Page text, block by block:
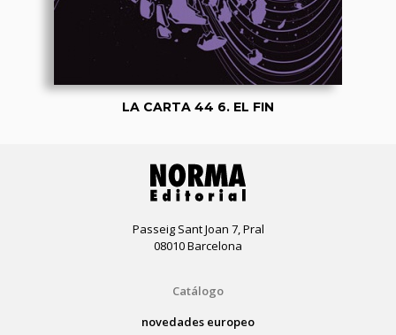
LA CARTA 44 6. EL FIN
Passeig Sant Joan 7, Pral
08010 Barcelona
Catálogo
novedades europeo